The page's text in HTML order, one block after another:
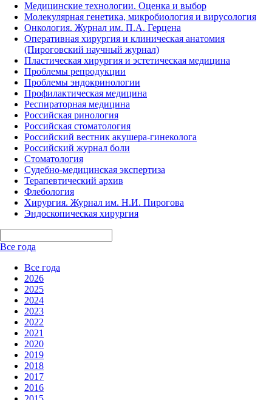
Медицинские технологии. Оценка и выбор
Молекулярная генетика, микробиология и вирусология
Онкология. Журнал им. П.А. Герцена
Оперативная хирургия и клиническая анатомия
(Пироговский научный журнал)
Пластическая хирургия и эстетическая медицина
Проблемы репродукции
Проблемы эндокринологии
Профилактическая медицина
Респираторная медицина
Российская ринология
Российская стоматология
Российский вестник акушера-гинеколога
Российский журнал боли
Стоматология
Судебно-медицинская экспертиза
Терапевтический архив
Флебология
Хирургия. Журнал им. Н.И. Пирогова
Эндоскопическая хирургия
Все года
Все года
2026
2025
2024
2023
2022
2021
2020
2019
2018
2017
2016